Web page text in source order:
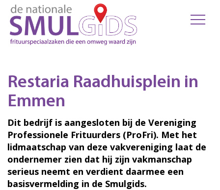
Restaria Raadhuisplein in
Emmen
Dit bedrijf is aangesloten bij de Vereniging
Professionele Frituurders (ProFri). Met het
lidmaatschap van deze vakvereniging laat de
ondernemer zien dat hij zijn vakmanschap
serieus neemt en verdient daarmee een
basisvermelding in de Smulgids.